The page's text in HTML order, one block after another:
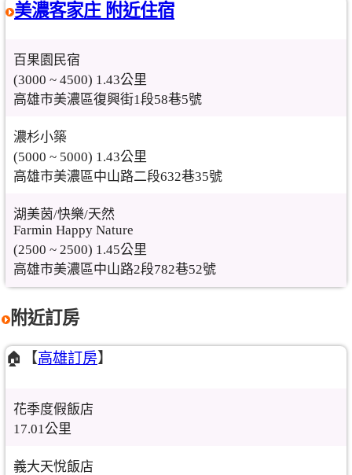
美濃客家庄 附近住宿
百果園民宿
(3000 ~ 4500) 1.43公里
高雄市美濃區復興街1段58巷5號
濃杉小築
(5000 ~ 5000) 1.43公里
高雄市美濃區中山路二段632巷35號
湖美茵/快樂/天然
Farmin Happy Nature
(2500 ~ 2500) 1.45公里
高雄市美濃區中山路2段782巷52號
附近訂房
🏠【高雄訂房】
花季度假飯店
17.01公里
義大天悅飯店